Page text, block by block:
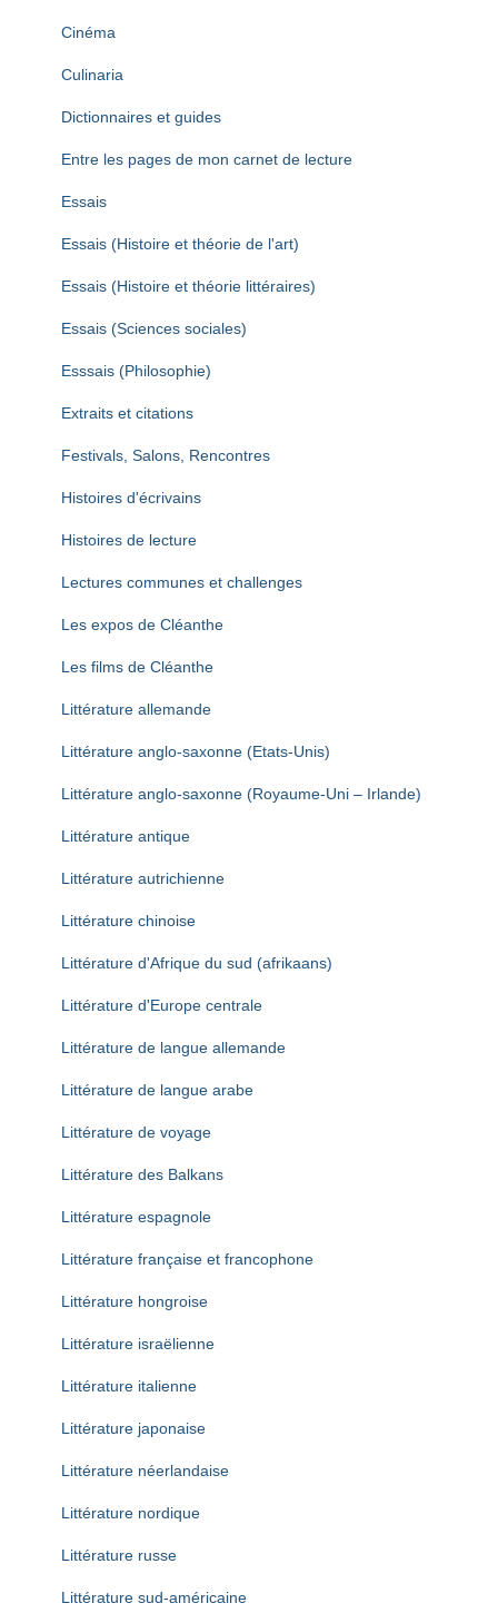
Cinéma
Culinaria
Dictionnaires et guides
Entre les pages de mon carnet de lecture
Essais
Essais (Histoire et théorie de l'art)
Essais (Histoire et théorie littéraires)
Essais (Sciences sociales)
Esssais (Philosophie)
Extraits et citations
Festivals, Salons, Rencontres
Histoires d'écrivains
Histoires de lecture
Lectures communes et challenges
Les expos de Cléanthe
Les films de Cléanthe
Littérature allemande
Littérature anglo-saxonne (Etats-Unis)
Littérature anglo-saxonne (Royaume-Uni – Irlande)
Littérature antique
Littérature autrichienne
Littérature chinoise
Littérature d'Afrique du sud (afrikaans)
Littérature d'Europe centrale
Littérature de langue allemande
Littérature de langue arabe
Littérature de voyage
Littérature des Balkans
Littérature espagnole
Littérature française et francophone
Littérature hongroise
Littérature israëlienne
Littérature italienne
Littérature japonaise
Littérature néerlandaise
Littérature nordique
Littérature russe
Littérature sud-américaine